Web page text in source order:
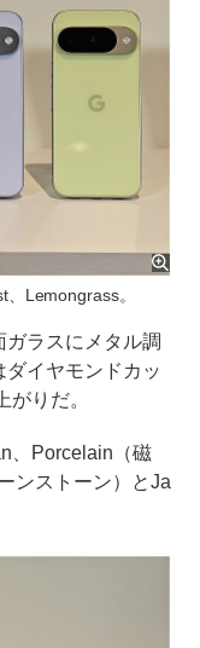
Lemongrass。
ラスにメタル調
イヤモンドカッ
がりだ。
、Porcelain（磁
ンストーン）とJa